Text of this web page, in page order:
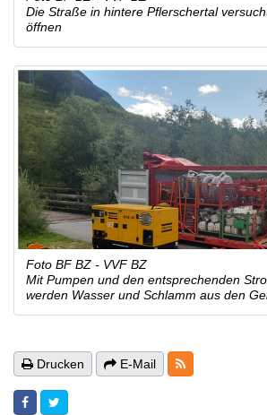
Die Straße in hintere Pflerschertal
öffnen
Foto BF BZ - VVF BZ
Mit Pumpen und den entsprechenden
werden Wasser und Schlamm aus den
Drucken E-Mail RSS-Feeds